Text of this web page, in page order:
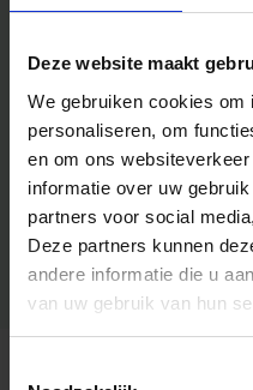
Deze website maakt
We gebruiken cookies om
personaliseren, om
en om ons
informatie over uw
partners voor social
Deze partners kunnen
andere informatie die u
van uw gebruik van hun